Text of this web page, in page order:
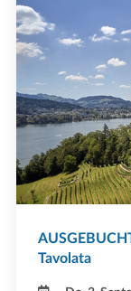
Tavolata